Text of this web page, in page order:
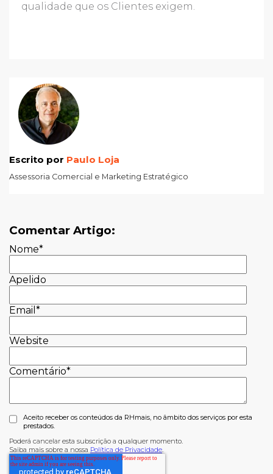
qualidade que os Clientes exigem.
Escrito por Paulo Loja
Assessoria Comercial e Marketing Estratégico
Comentar Artigo:
Nome*
Apelido
Email *
Website
Comentário*
Aceito receber os conteúdos da RHmais, no âmbito dos serviços por esta
prestados.
Poderá cancelar esta subscrição a qualquer momento.
Saiba mais sobre a nossa Política de Privacidade.